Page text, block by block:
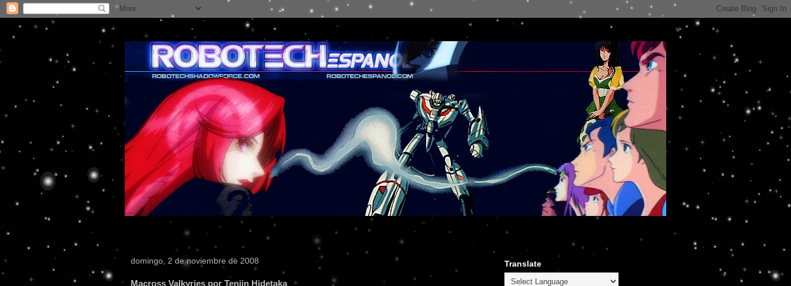
domingo, 2 de noviembre de 2008
Macross Valkyries por Tenjin Hidetaka
Translate